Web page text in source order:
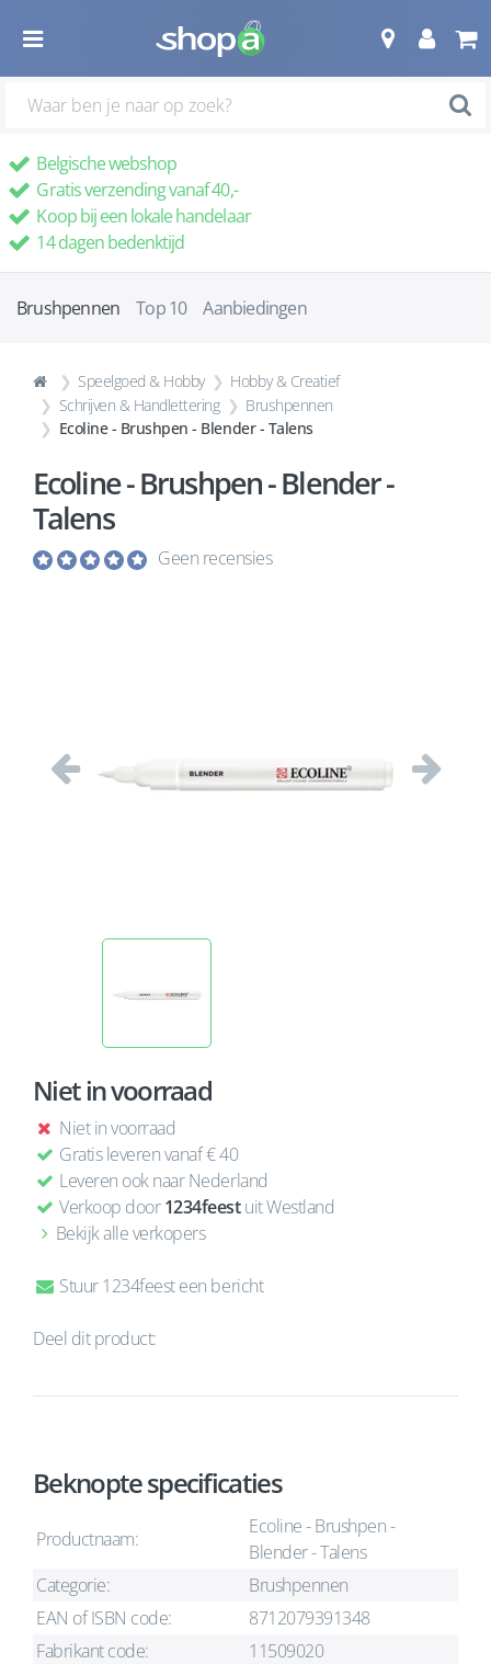
Belgische webshop
Gratis verzending vanaf 40,-
Koop bij een lokale handelaar
14 dagen bedenktijd
Brushpennen Top 10 Aanbiedingen
Speelgoed & Hobby
Hobby & Creatief
Schrijven & Handlettering
Brushpennen
Ecoline - Brushpen - Blender - Talens
Ecoline - Brushpen - Blender -
Talens
Geen recensies
Vorige
Niet in voorraad
Niet in voorraad
Gratis leveren vanaf € 40
Leveren ook naar Nederland
Verkoop door1234feestuit Westland
Bekijk alle verkopers
Stuur 1234feest een bericht
Deel dit product:
Beknopte specificaties
Productnaam:
Ecoline - Brushpen -
Blender - Talens
Categorie:
Brushpennen
EAN of ISBN code:
8712079391348
Fabrikant code:
11509020